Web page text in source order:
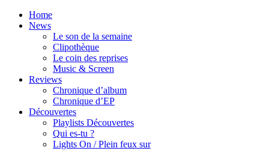
Home
News
Le son de la semaine
Clipothèque
Le coin des reprises
Music & Screen
Reviews
Chronique d’album
Chronique d’EP
Découvertes
Playlists Découvertes
Qui es-tu ?
Lights On / Plein feux sur